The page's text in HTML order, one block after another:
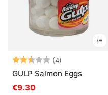
Beoordeling:
(4)
GULP Salmon Eggs
€9.30